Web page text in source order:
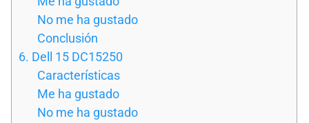
No me ha gustado
Conclusión
6. Dell 15 DC15250
Características
Me ha gustado
No me ha gustado